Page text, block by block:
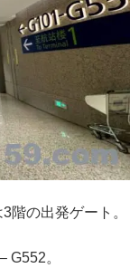
階の出発ゲート。
G552。